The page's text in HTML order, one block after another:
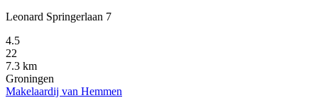
Leonard Springerlaan 7
4.5
22
7.3 km
Groningen
Makelaardij van Hemmen